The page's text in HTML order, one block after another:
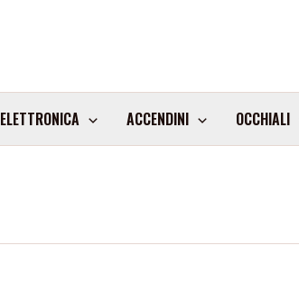
ELETTRONICA ACCENDINI OCCHIALI